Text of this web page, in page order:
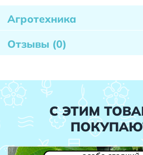
Агротехника
Отзывы (0)
С ЭТИМ